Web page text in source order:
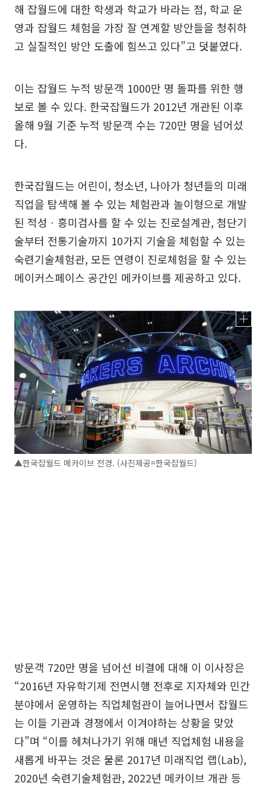
해 잡월드에 대한 학생과 학교가 바라는 점, 학교 운
영과 잡월드 체험을 가장 잘 연계할 방안들을 청취하
고 실질적인 방안 도출에 힘쓰고 있다”고 덧붙였다.
이는 잡월드 누적 방문객 1000만 명 돌파를 위한 행
보로 볼 수 있다. 한국잡월드가 2012년 개관된 이후
올해 9월 기준 누적 방문객 수는 720만 명을 넘어섰
다.
한국잡월드는 어린이, 청소년, 나아가 청년들의 미래
직업을 탐색해 볼 수 있는 체험관과 놀이형으로 개발
된 적성ㆍ흥미검사를 할 수 있는 진로설계관, 첨단기
술부터 전통기술까지 10가지 기술을 체험할 수 있는
숙련기술체험관, 모든 연령이 진로체험을 할 수 있는
메이커스페이스 공간인 메카이브를 제공하고 있다.
▲한국잡월드 메카이브 전경. (사진제공=한국잡월드)
방문객 720만 명을 넘어선 비결에 대해 이 이사장은
“2016년 자유학기제 전면시행 전후로 지자체와 민간
분야에서 운영하는 직업체험관이 늘어나면서 잡월드
는 이들 기관과 경쟁에서 이겨야하는 상황을 맞았
다”며 “이를 헤쳐나가기 위해 매년 직업체험 내용을
새롭게 바꾸는 것은 물론 2017년 미래직업 랩(Lab),
2020년 숙련기술체험관, 2022년 메카이브 개관 등